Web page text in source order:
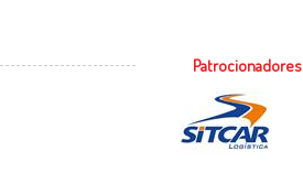
Patrocionadores